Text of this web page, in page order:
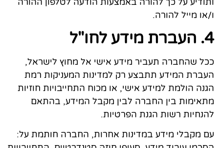
ו/או מייל להורה.
4. העברת מידע לחו"ל
ככל שהחברה תעביר מידע אישי אל מחוץ לישראל,
העברת המידע תתבצע רק למדינות המעניקות רמת
הגנה הולמת למידע אישי, או מכוח התחייבויות חוזיות
מתאימות בין החברה לבין מקבל המידע, בהתאם
להנחיות רשות הגנת הפרטיות.
עם מקבלי מידע במדינות אחרות, החברה חותמת על: